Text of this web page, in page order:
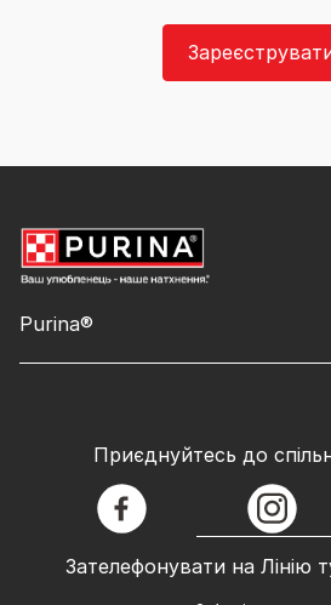
Purina®
Зателефонувати на Лінію
Приєднуйтесь до
facebook